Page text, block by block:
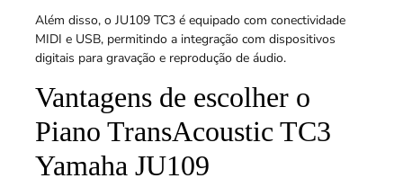
Além disso, o JU109 TC3 é equipado com conectividade
MIDI e USB, permitindo a integração com dispositivos
digitais para gravação e reprodução de áudio.
Vantagens de escolher o
Piano TransAcoustic TC3
Yamaha JU109